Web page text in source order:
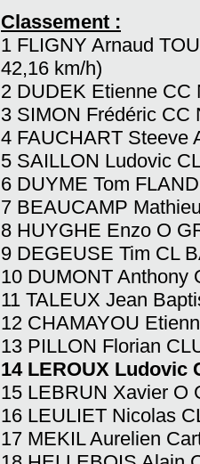
Classement :
1 FLIGNY Arnaud
42,16 km/h)
2 DUDEK Etienne CC
3 SIMON Frédéric CC
4 FAUCHART Steeve
5 SAILLON Ludovic
6 DUYME Tom
7 BEAUCAMP
8 HUYGHE Enzo O
9 DEGEUSE Tim CL
10 DUMONT Anthony
11 TALEUX Jean
12 CHAMAYOU
13 PILLON Florian
14 LEROUX Ludovic
15 LEBRUN Xavier O
16 LEULIET Nicolas
17 MEKIL Aurelien